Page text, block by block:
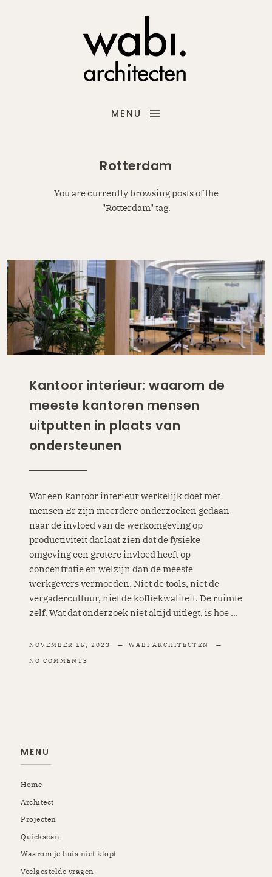
MENU
Rotterdam
You are currently browsing posts of the
"Rotterdam" tag.
Kantoor interieur: waarom de
meeste kantoren mensen
uitputten in plaats van
ondersteunen
Wat een kantoor interieur werkelijk doet met
mensen Er zijn meerdere onderzoeken gedaan
naar de invloed van de werkomgeving op
productiviteit dat laat zien dat de fysieke
omgeving een grotere invloed heeft op
concentratie en welzijn dan de meeste
werkgevers vermoeden. Niet de tools, niet de
vergadercultuur, niet de koffiekwaliteit. De ruimte
zelf. Wat dat onderzoek niet altijd uitlegt, is hoe ...
NOVEMBER 15, 2023
WABI ARCHITECTEN
NO COMMENTS
MENU
Home
Architect
Projecten
Quickscan
Waarom je huis niet klopt
Veelgestelde vragen